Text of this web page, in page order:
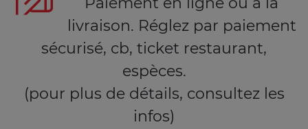
livraison. Réglez par paiement
sécurisé, cb, ticket restaurant,
espèces.
(pour plus de détails, consultez les
infos)